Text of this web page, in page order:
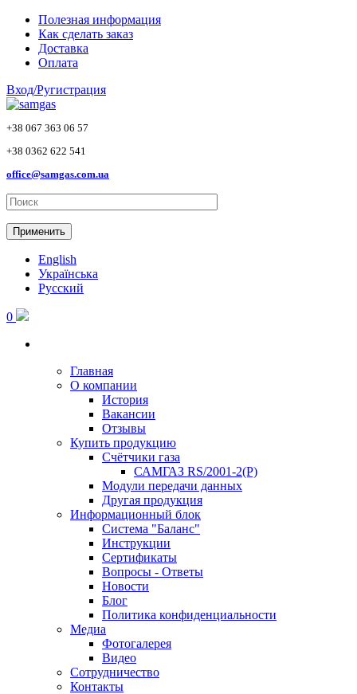
Skip to main content
Полезная информация
Как сделать заказ
Доставка
Оплата
Вход/Ругистрация
+38 067 363 06 57
+38 0362 622 541
office@samgas.com.ua
Применить
English
Українська
Русский
0
Главная
О компании
История
Вакансии
Отзывы
Купить продукцию
Счётчики газа
САМГАЗ RS/2001-2(Р)
Модули передачи данных
Другая продукция
Информационный блок
Система "Баланс"
Инструкции
Cертификаты
Вопросы - Ответы
Новости
Блог
Политика конфиденциальности
Медиа
Фотогалерея
Видео
Сотрудничество
Контакты